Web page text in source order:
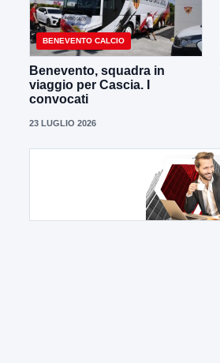
BENEVENTO CALCIO
Benevento, squadra in
viaggio per Cascia. I
convocati
23 LUGLIO 2026